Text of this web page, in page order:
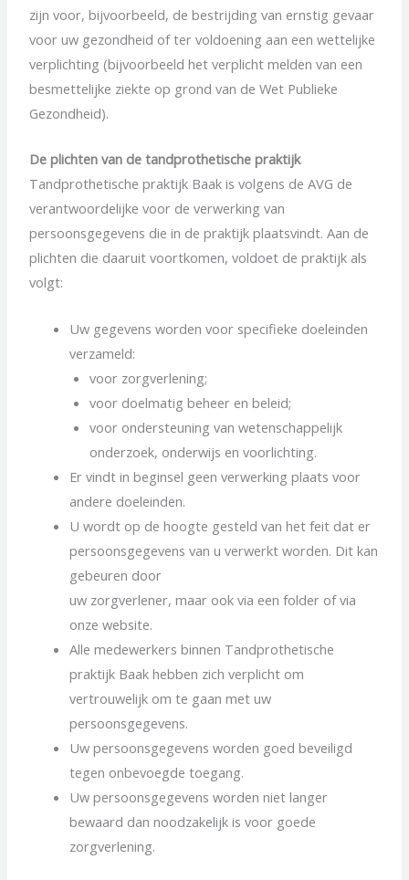
zijn voor, bijvoorbeeld, de bestrijding van ernstig gevaar
voor uw gezondheid of ter voldoening aan een wettelijke
verplichting (bijvoorbeeld het verplicht melden van een
besmettelijke ziekte op grond van de Wet Publieke
Gezondheid).
De plichten van de tandprothetische praktijk
Tandprothetische praktijk Baak is volgens de AVG de
verantwoordelijke voor de verwerking van
persoonsgegevens die in de praktijk plaatsvindt. Aan de
plichten die daaruit voortkomen, voldoet de praktijk als
volgt:
Uw gegevens worden voor specifieke doeleinden
verzameld:
voor zorgverlening;
voor doelmatig beheer en beleid;
voor ondersteuning van wetenschappelijk
onderzoek, onderwijs en voorlichting.
Er vindt in beginsel geen verwerking plaats voor
andere doeleinden.
U wordt op de hoogte gesteld van het feit dat er
persoonsgegevens van u verwerkt worden. Dit kan
gebeuren door
uw zorgverlener, maar ook via een folder of via
onze website.
Alle medewerkers binnen Tandprothetische
praktijk Baak hebben zich verplicht om
vertrouwelijk om te gaan met uw
persoonsgegevens.
Uw persoonsgegevens worden goed beveiligd
tegen onbevoegde toegang.
Uw persoonsgegevens worden niet langer
bewaard dan noodzakelijk is voor goede
zorgverlening.